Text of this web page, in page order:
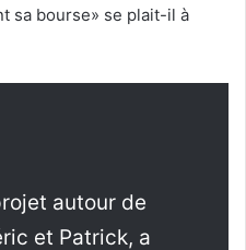
sa bourse» se plait-il à
autour de
et Patrick, a